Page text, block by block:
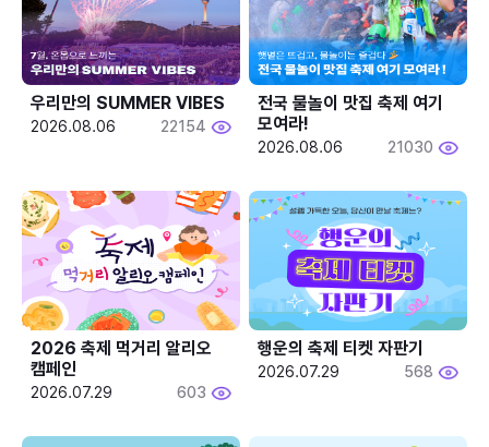
우리만의 SUMMER VIBES
2026.08.06 22154
전국 물놀이 맛집 축제 여기
모여라!
2026.08.06 21030
2026 축제 먹거리 알리오
캠페인
2026.07.29 603
행운의 축제 티켓 자판기
2026.07.29 568